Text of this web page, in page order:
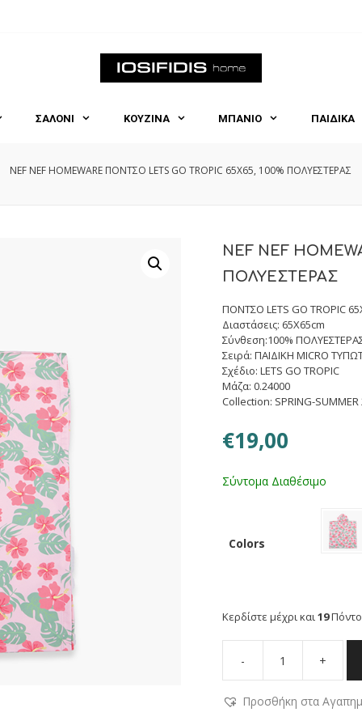
ΣΑΛΟΝΙ ΚΟΥΖΙΝΑ ΜΠΑΝΙΟ ΠΑΙΔΙΚΑ
NEF NEF HOMEWARE ΠΟΝΤΣΟ LETS GO TROPIC 65X65, 100% ΠΟΛΥΕΣΤΕΡΑΣ
NEF NEF
ΠΟΛΥΕΣΤΕΡΑΣ
ΠΟΝΤΣΟ LETS GO TROPIC
Διαστάσεις: 65X65cm
Σύνθεση:100%
Σειρά: ΠΑΙΔΙΚΗ MICRO
Σχέδιο: LETS GO TROPIC
Μάζα: 0.24000
Collection: SPRING-SUMMER
€19,00
Σύντομα Διαθέσιμο
Colors
Κερδίστε μέχρι και 19
-
NEF
NEF
HOMEWARE
+
Προσθήκη στα